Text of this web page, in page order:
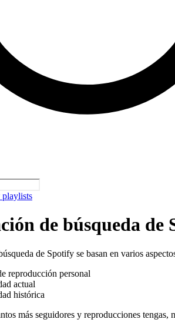
de búsqueda de
de Spotify se basan en varios
reproducción personal
actual
histórica
más seguidores y reproducciones tengas,